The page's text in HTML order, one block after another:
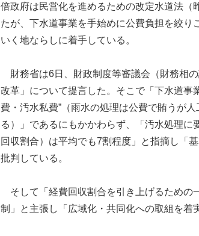
倍政府は民営化を進めるための改定水道法（
たが、下水道事業を手始めに公費負担を絞
いく地ならしに着手している。
財務省は6日、財政制度等審議会（財務相
改革」について提言した。そこで「下水道事
費・汚水私費”（雨水の処理は公費で賄うが
る）」であるにもかかわらず、「汚水処理
回収割合）は平均でも7割程度」と指摘し「
批判している。
そして「経費回収割合を引き上げるための
制」と主張し「広域化・共同化への取組を着